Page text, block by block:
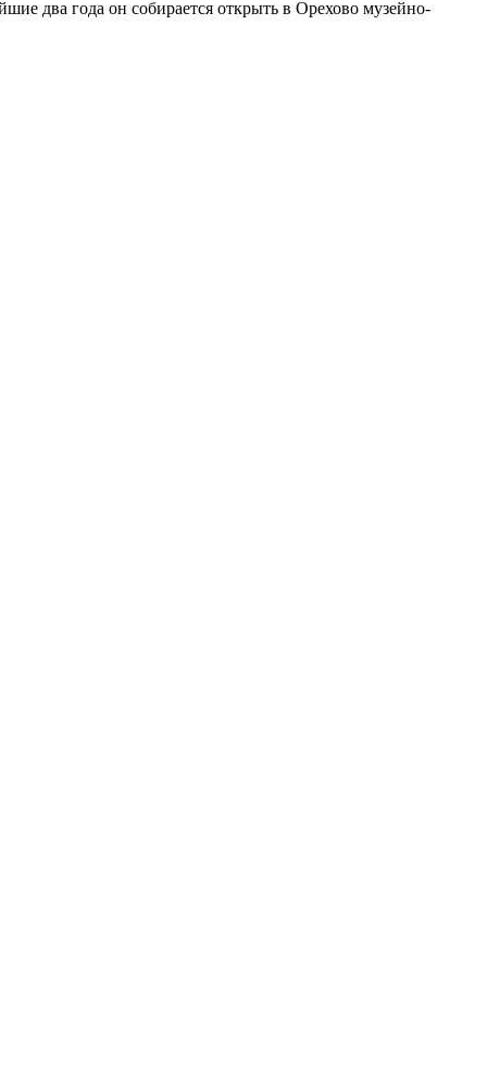
два года он собирается открыть в Орехово музейно-